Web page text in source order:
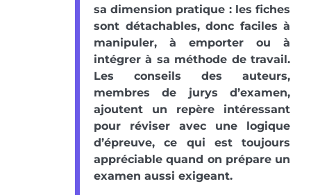
sa dimension pratique : les fiches
sont détachables, donc faciles à
manipuler, à emporter ou à
intégrer à sa méthode de travail.
Les conseils des auteurs,
membres de jurys d’examen,
ajoutent un repère intéressant
pour réviser avec une logique
d’épreuve, ce qui est toujours
appréciable quand on prépare un
examen aussi exigeant.